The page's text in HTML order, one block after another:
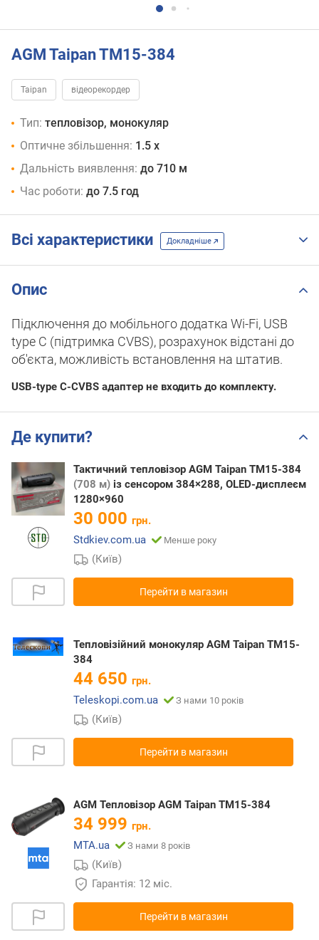
AGM Taipan TM15-384
Taipan відеорекордер
Тип: тепловізор, монокуляр
Оптичне збільшення: 1.5 x
Дальність виявлення: до 710 м
Час роботи: до 7.5 год
Всі характеристики Докладніше
Опис
Підключення до мобільного додатка Wi-Fi, USB
type C (підтримка CVBS), розрахунок відстані до
об'єкта, можливість встановлення на штатив.
USB-type C-CVBS адаптер не входить до комплекту.
Де купити?
Тактичний тепловізор AGM Taipan TM15-384
(708 м) із сенсором 384×288, OLED-дисплеєм
1280×960
30 000 грн.
Stdkiev.com.ua
Менше року
(Київ)
Перейти в магазин
Тепловізійний монокуляр AGM Taipan TM15-
384
44 650 грн.
Teleskopi.com.ua
З нами 10 років
(Київ)
Перейти в магазин
AGM Тепловізор AGM Taipan TM15-384
34 999 грн.
MTA.ua
З нами 8 років
(Київ)
Гарантія: 12 міс.
Перейти в магазин